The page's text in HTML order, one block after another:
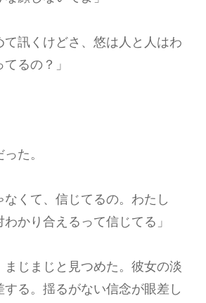
て訊くけどさ、悠は人と人はわ
るの？」
た。
なくて、信じてるの。わたし
かり合えるって信じてる」
じまじと見つめた。彼女の淡
る。揺るがない信念が眼差し